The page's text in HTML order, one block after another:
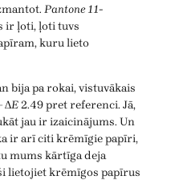
Pantone 11-
ir ļoti, ļoti tuvs
kuru lieto
bija pa rokai, vistuvākais
ΔE2.49 pret referenci. Jā,
jau ir izaicinājums. Un
ir arī citi krēmīgie papīri,
mums kārtīga deja
lietojiet krēmīgos papīrus